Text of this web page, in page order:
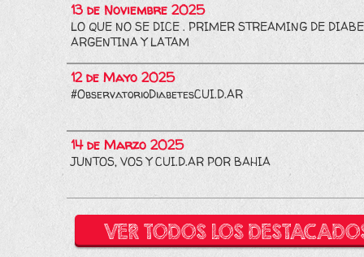
13 de Noviembre 2025
LO QUE NO SE DICE . PRIMER STREAMING DE
ARGENTINA Y LATAM
12 de Mayo 2025
#ObservatorioDiabetesCUI.D.AR
14 de Marzo 2025
JUNTOS, VOS Y CUI.D.AR POR BAHIA
VER TODOS LOS